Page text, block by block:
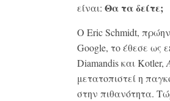
είναι: Θα τα δείτε;
Ο Eric Schmidt,
Google, το έθεσε ως
Diamandis και Kotler,
μετατοπιστεί η
στην πιθανότητα.